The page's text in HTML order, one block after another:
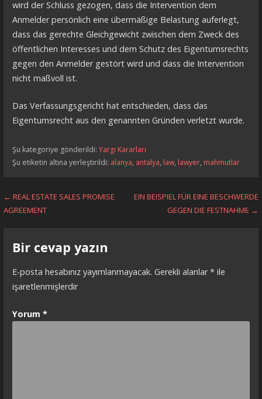
wird der Schluss gezogen, dass die Intervention dem
Anmelder persönlich eine übermäßige Belastung auferlegt,
dass das gerechte Gleichgewicht zwischen dem Zweck des
öffentlichen Interesses und dem Schutz des Eigentumsrechts
gegen den Anmelder gestört wird und dass die Intervention
nicht maßvoll ist.
Das Verfassungsgericht hat entschieden, dass das
Eigentumsrecht aus den genannten Gründen verletzt wurde.
Şu kategoriye gönderildi: Yargı Kararları
Şu etiketin altına yerleştirildi: alanya, antalya, law, lawyer, mahmutlar
Yazı
← REAL ESTATE SALES PROMISE
AGREEMENT
EIN BEISPIEL FÜR EINE BESCHWERDE
GEGEN DIE FESTNAHME →
Bir cevap yazın
E-posta hesabınız yayımlanmayacak. Gerekli alanlar*ile
işaretlenmişlerdir
Yorum *